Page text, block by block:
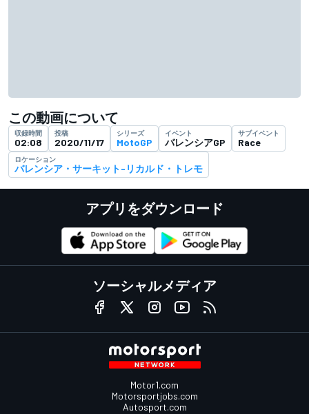
この動画について
収録時間
02:08
投稿
2020/11/17
シリーズ
MotoGP
イベント
バレンシアGP
サブイベント
Race
ロケーション
バレンシア・サーキット-リカルド・トレモ
アプリをダウンロード
ソーシャルメディア
Motor1.com
Motorsportjobs.com
Autosport.com